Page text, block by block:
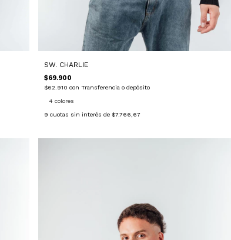
SW. CHARLIE
$69.900
$62.910con Transferencia o depósito
4 colores
9 cuotas sin interés de $7.766,67